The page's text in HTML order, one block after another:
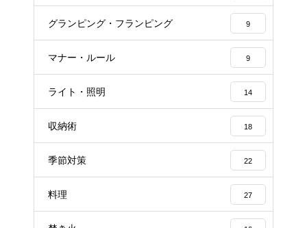
グランピング・フランピング 9
マナー・ルール 9
ライト・照明 14
収納術 18
季節対策 22
料理 27